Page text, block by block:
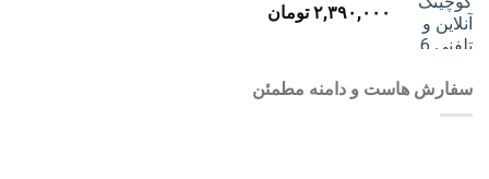
۲,۳۹۰,۰۰۰ تومان
سفارش هاست و دامنه مطمئن